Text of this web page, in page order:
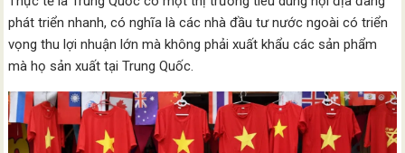
phát triển nhanh, có nghĩa là các nhà đầu tư nước ngoài có triển
vọng thu lợi nhuận lớn mà không phải xuất khẩu các sản phẩm
mà họ sản xuất tại Trung Quốc.